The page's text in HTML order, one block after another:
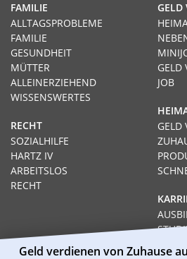
GELD
GELD
JOB
GELD
FAMILIE
ALLTAGSPROBLEME
FAMILIE
GESUNDHEIT
MÜTTER
ALLEINERZIEHEND
WISSENSWERTES
RECHT
SOZIALHILFE
HARTZ IV
ARBEITSLOS
RECHT
Geld verdienen von Zuhause